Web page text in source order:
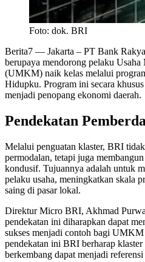
Foto: dok. BRI
Berita7 — Jakarta – PT Bank
berupaya mendorong pelaku
(UMKM) naik kelas melalui
Hidupku. Program ini secara
menjadi penopang ekonomi daerah.
Pendekatan
Melalui penguatan klaster, BRI
permodalan, tetapi juga
kondusif. Tujuannya adalah untuk
pelaku usaha, meningkatkan skala
saing di pasar lokal.
Direktur Micro BRI, Akhmad
pendekatan ini diharapkan dapat
sukses menjadi contoh bagi
pendekatan ini BRI berharap klaster
berkembang dapat menjadi